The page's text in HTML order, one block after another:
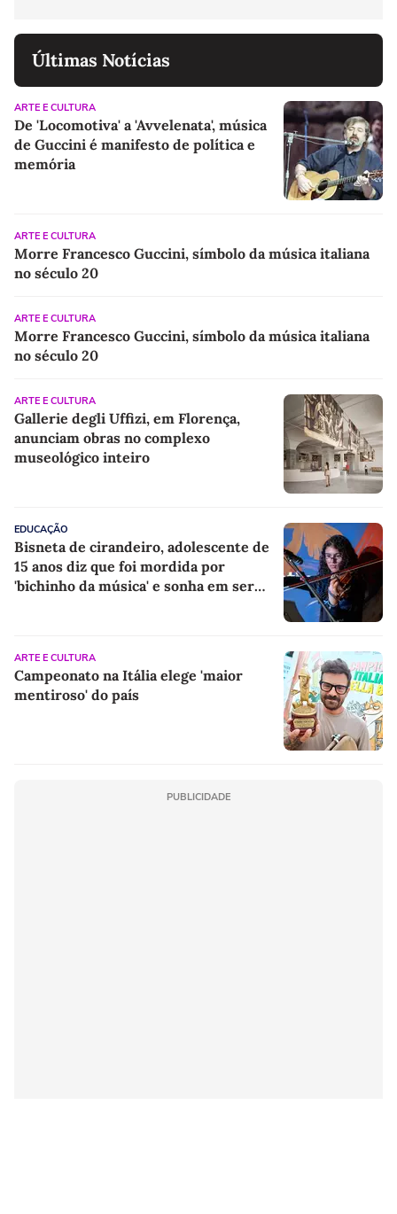
Últimas Notícias
ARTE E CULTURA
De 'Locomotiva' a 'Avvelenata', música
de Guccini é manifesto de política e
memória
ARTE E CULTURA
Morre Francesco Guccini, símbolo da música italiana
no século 20
ARTE E CULTURA
Morre Francesco Guccini, símbolo da música italiana
no século 20
ARTE E CULTURA
Gallerie degli Uffizi, em Florença,
anunciam obras no complexo
museológico inteiro
EDUCAÇÃO
Bisneta de cirandeiro, adolescente de
15 anos diz que foi mordida por
'bichinho da música' e sonha em ser
ARTE E CULTURA
Campeonato na Itália elege 'maior
mentiroso' do país
PUBLICIDADE